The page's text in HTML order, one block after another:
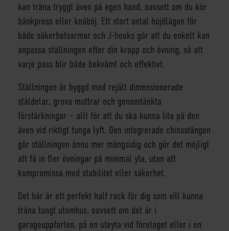
kan träna tryggt även på egen hand, oavsett om du kör
bänkpress eller knäböj. Ett stort antal höjdlägen för
både säkerhetsarmar och J-hooks gör att du enkelt kan
anpassa ställningen efter din kropp och övning, så att
varje pass blir både bekvämt och effektivt.
Ställningen är byggd med rejält dimensionerade
ståldelar, grova muttrar och genomtänkta
förstärkningar – allt för att du ska kunna lita på den
även vid riktigt tunga lyft. Den integrerade chinsstången
gör ställningen ännu mer mångsidig och gör det möjligt
att få in fler övningar på minimal yta, utan att
kompromissa med stabilitet eller säkerhet.
Det här är ett perfekt half rack för dig som vill kunna
träna tungt utomhus, oavsett om det är i
garageuppfarten, på en uteyta vid företaget eller i en